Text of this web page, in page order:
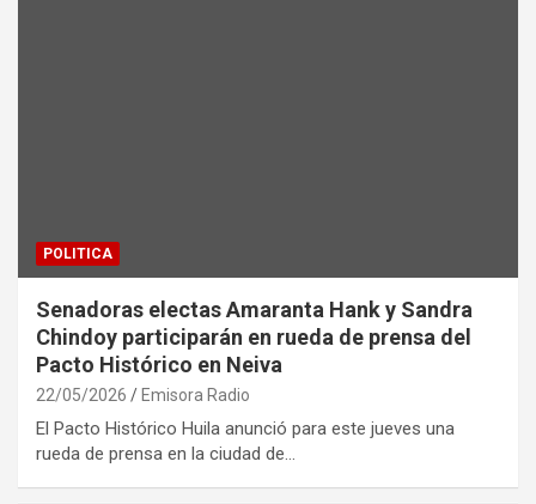
POLITICA
Senadoras electas Amaranta Hank y Sandra
Chindoy participarán en rueda de prensa del
Pacto Histórico en Neiva
22/05/2026 Emisora Radio
El Pacto Histórico Huila anunció para este jueves una
rueda de prensa en la ciudad de…